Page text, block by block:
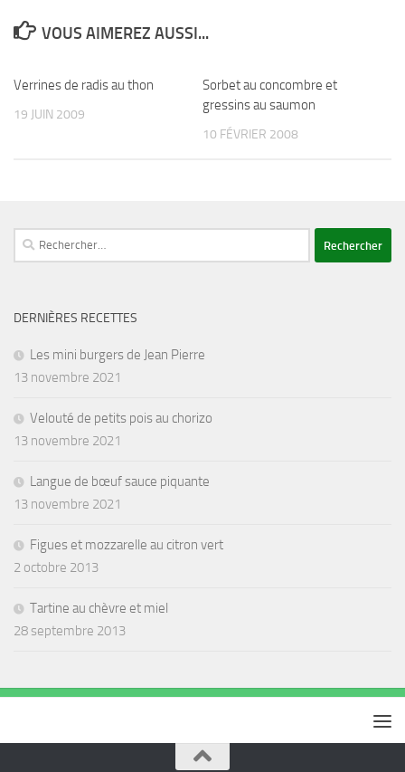
VOUS AIMEREZ AUSSI...
Verrines de radis au thon
19 JUIN 2009
Sorbet au concombre et
gressins au saumon
10 FÉVRIER 2008
Rechercher :
DERNIÈRES RECETTES
Les mini burgers de Jean Pierre
13 novembre 2021
Velouté de petits pois au chorizo
13 novembre 2021
Langue de bœuf sauce piquante
13 novembre 2021
Figues et mozzarelle au citron vert
2 octobre 2013
Tartine au chèvre et miel
28 septembre 2013